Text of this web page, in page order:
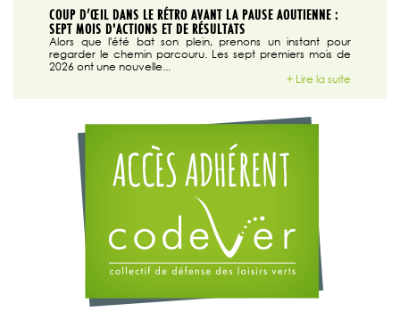
COUP D’ŒIL DANS LE RÉTRO AVANT LA PAUSE AOUTIENNE :
SEPT MOIS D'ACTIONS ET DE RÉSULTATS
Alors que l'été bat son plein, prenons un instant pour
regarder le chemin parcouru. Les sept premiers mois de
2026 ont une nouvelle...
+ Lire la suite